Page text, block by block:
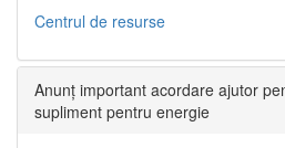
Centrul de resurse
Anunț important acordare ajutor
supliment pentru energie